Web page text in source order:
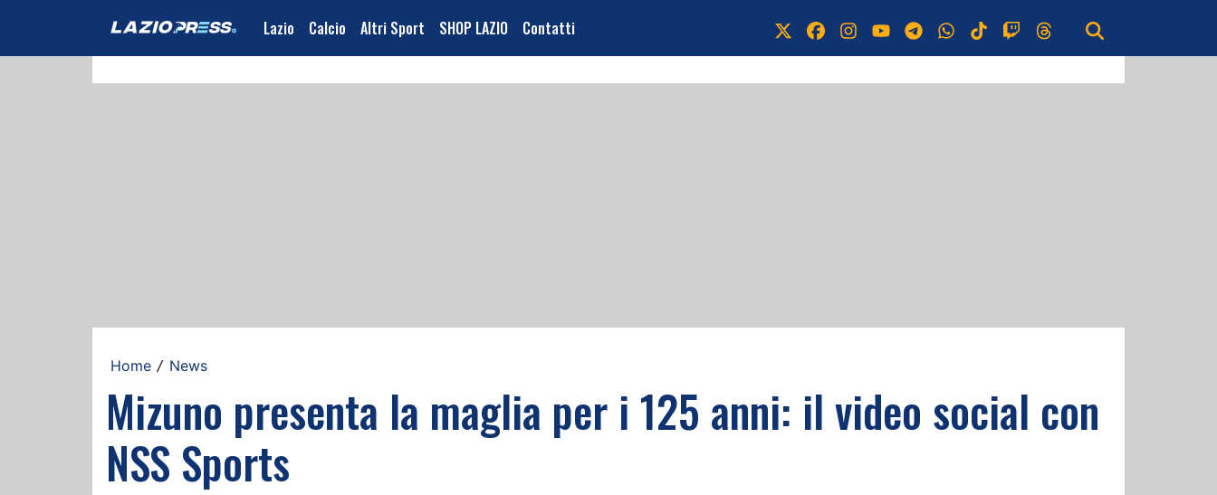
Lazio Calcio Altri Sport SHOP LAZIO Contatti
Home / News
Mizuno presenta la maglia per i 125 anni: il video social con
NSS Sports